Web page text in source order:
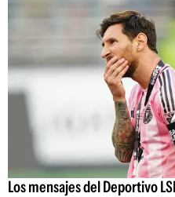
Los mensajes del Deportivo